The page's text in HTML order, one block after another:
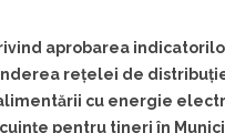
aprobarea
rețelei de
cu energie
pentru tineri în